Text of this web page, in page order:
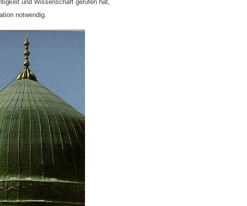
und Wissenschaft gerufen hat,
notwendig.